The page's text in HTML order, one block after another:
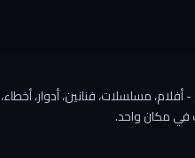
أفلام، مسلسلات، فنانين، أدوار، أخطاء،
في مكان واحد.